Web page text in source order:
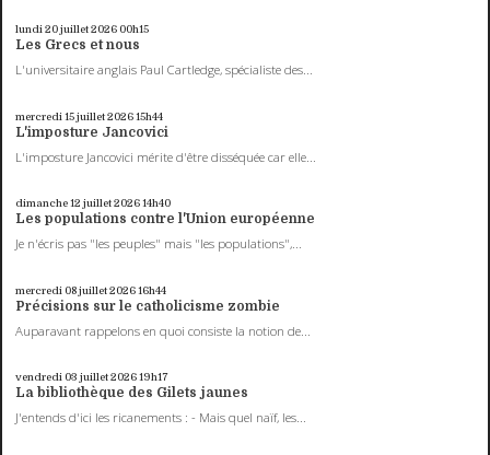
lundi 20juillet 2026 00h15
Les Grecs et nous
L'universitaire anglais Paul Cartledge, spécialiste des...
mercredi 15juillet 202615h44
L'imposture Jancovici
L'imposture Jancovici mérite d'être disséquée car elle...
dimanche 12 juillet 202614h40
Les populations contre l'Union européenne
Je n'écris pas "les peuples" mais "les populations",...
mercredi 08juillet 202616h44
Précisions sur le catholicisme zombie
Auparavant rappelons en quoi consiste la notion de...
vendredi 03 juillet 202619h17
La bibliothèque des Gilets jaunes
J'entends d'ici les ricanements : - Mais quel naïf, les...